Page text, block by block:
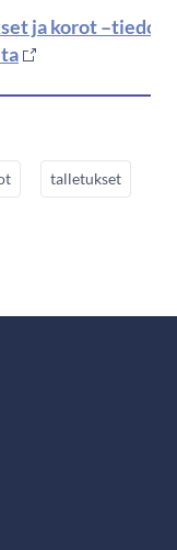
ja korot
talletukset